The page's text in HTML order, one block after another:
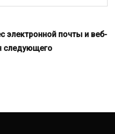
электронной почты и веб-
следующего